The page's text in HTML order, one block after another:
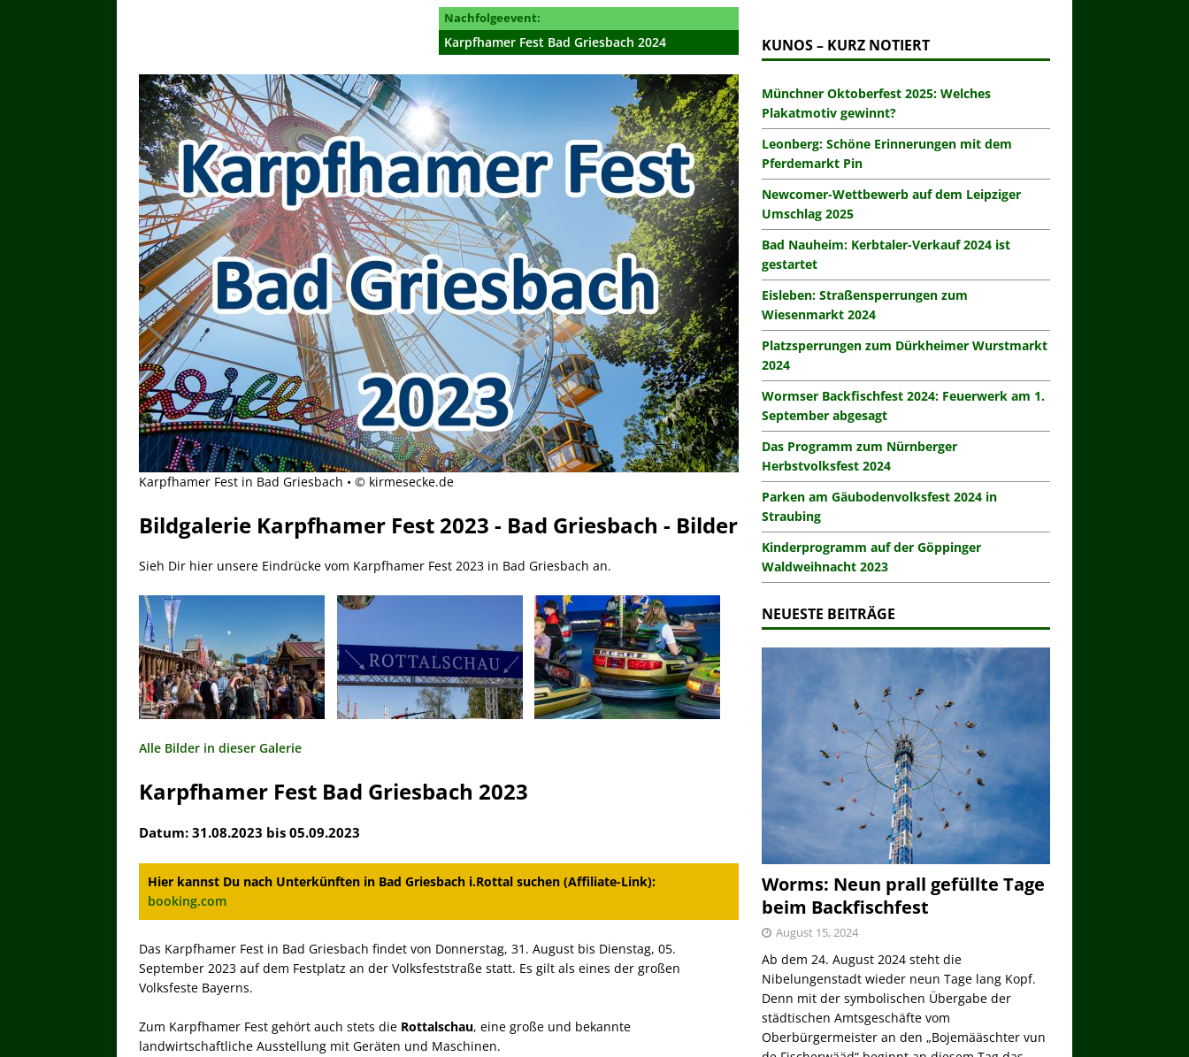
Nachfolgeevent:
Karpfhamer Fest Bad Griesbach 2024
Karpfhamer Fest in Bad Griesbach • © kirmesecke.de
Bildgalerie Karpfhamer Fest 2023 - Bad Griesbach - Bilder
Sieh Dir hier unsere Eindrücke vom Karpfhamer Fest 2023 in Bad Griesbach an.
Alle Bilder in dieser Galerie
Karpfhamer Fest Bad Griesbach 2023
Datum: 31.08.2023 bis 05.09.2023
Hier kannst Du nach Unterkünften in Bad Griesbach i.Rottal suchen (Affiliate-Link):
booking.com
Das Karpfhamer Fest in Bad Griesbach findet von Donnerstag, 31. August bis Dienstag, 05.
September 2023 auf dem Festplatz an der Volksfeststraße statt. Es gilt als eines der großen
Volksfeste Bayerns.
Zum Karpfhamer Fest gehört auch stets die Rottalschau, eine große und bekannte
landwirtschaftliche Ausstellung mit Geräten und Maschinen.
KUNOS – KURZ NOTIERT
Münchner Oktoberfest 2025: Welches
Plakatmotiv gewinnt?
Leonberg: Schöne Erinnerungen mit dem
Pferdemarkt Pin
Newcomer-Wettbewerb auf dem Leipziger
Umschlag 2025
Bad Nauheim: Kerbtaler-Verkauf 2024 ist
gestartet
Eisleben: Straßensperrungen zum
Wiesenmarkt 2024
Platzsperrungen zum Dürkheimer Wurstmarkt
2024
Wormser Backfischfest 2024: Feuerwerk am 1.
September abgesagt
Das Programm zum Nürnberger
Herbstvolksfest 2024
Parken am Gäubodenvolksfest 2024 in
Straubing
Kinderprogramm auf der Göppinger
Waldweihnacht 2023
NEUESTE BEITRÄGE
Worms: Neun prall gefüllte Tage
beim Backfischfest
August 15, 2024
Ab dem 24. August 2024 steht die
Nibelungenstadt wieder neun Tage lang Kopf.
Denn mit der symbolischen Übergabe der
städtischen Amtsgeschäfte vom
Oberbürgermeister an den „Bojemääschter vun